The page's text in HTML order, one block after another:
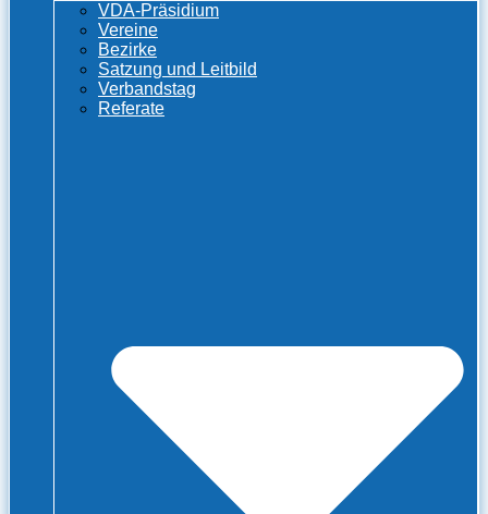
VDA-Präsidium
Vereine
Bezirke
Satzung und Leitbild
Verbandstag
Referate